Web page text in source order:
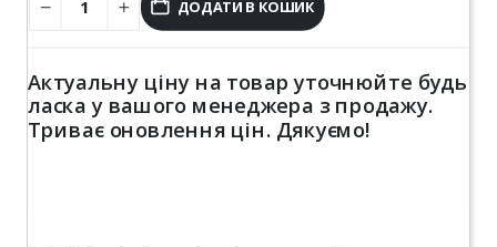
ДОДАТИ В КОШИК
Актуальну ціну на товар уточнюйте будь
ласка у вашого менеджера з продажу.
Триває оновлення цін. Дякуємо!